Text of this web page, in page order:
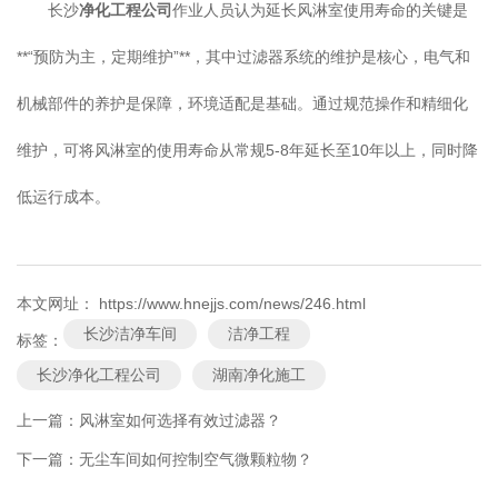
长沙净化工程公司作业人员认为延长风淋室使用寿命的关键是
**“预防为主，定期维护”**，其中过滤器系统的维护是核心，电气和
机械部件的养护是保障，环境适配是基础。通过规范操作和精细化
维护，可将风淋室的使用寿命从常规5-8年延长至10年以上，同时降
低运行成本。
本文网址： https://www.hnejjs.com/news/246.html
标签： 长沙洁净车间 洁净工程
长沙净化工程公司 湖南净化施工
上一篇： 风淋室如何选择有效过滤器？
下一篇： 无尘车间如何控制空气微颗粒物？